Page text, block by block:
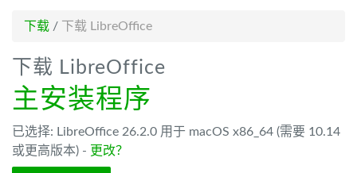
下载 / 下载 LibreOffice
下载 LibreOffice
主安装程序
已选择: LibreOffice 26.2.0 用于 macOS x86_64 (需要 10.14
或更高版本) - 更改？